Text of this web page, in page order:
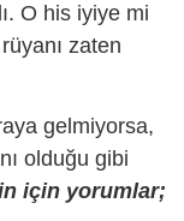
O his iyiye mi
zaten
gelmiyorsa,
olduğu gibi
için yorumlar;